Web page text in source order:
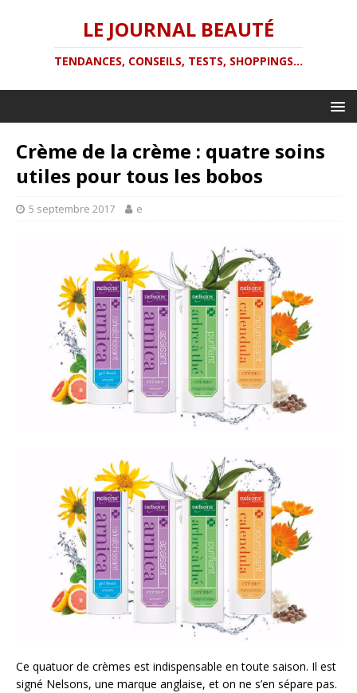
LE JOURNAL BEAUTÉ
TENDANCES, CONSEILS, TESTS, SHOPPINGS...
Crème de la crème : quatre soins
utiles pour tous les bobos
5 septembre 2017 e
Ce quatuor de crèmes est indispensable en toute saison. Il est
signé Nelsons, une marque anglaise, et on ne s’en sépare pas.